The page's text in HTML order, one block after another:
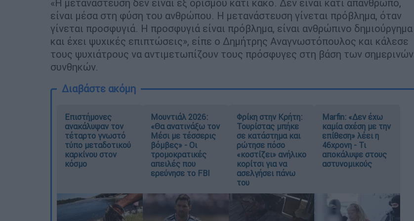
«Η μετανάστευση δεν είναι εξ ορισμού κάτι κακό. Δεν είναι κάτι απάνθρωπο,
είναι μέσα στη φύση του ανθρώπου. Η μετανάστευση γίνεται πρόβλημα, όταν
γίνεται προσφυγιά. Η προσφυγιά είναι πρόβλημα, είναι ανθρώπινο δημιούργημα
και έχει ψυχικές επιπτώσεις», είπε ο Δημήτρης Αναγνωστόπουλος και κάλεσε
τους ψυχιάτρους να αντιμετωπίζουν τους πρόσφυγες στη βάση των σημερινών
συνθηκών.
Διαβάστε ακόμη
Επιστήμονες
ανακάλυψαν τον
τέταρτο γνωστό
τύπο μεταδοτικού
καρκίνου στον
κόσμο
Μουντιάλ 2026:
«Θα ανατινάξω τον
Μέσι με τέσσερις
βόμβες» - Οι
τρομοκρατικές
απειλές που
ερεύνησε το FBI
Φρίκη στην Κρήτη:
Τουρίστας μπήκε
σε κατάστημα και
ρώτησε πόσο
«κοστίζει» ανήλικο
κορίτσι για να
ασελγήσει πάνω
του
Marfin: «Δεν έχω
καμία σχέση με την
επίθεση» λέει η
46χρονη - Τι
αποκάλυψε στους
αστυνομικούς